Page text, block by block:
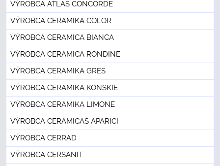
VÝROBCA ATLAS CONCORDE
VÝROBCA CERAMIKA COLOR
VÝROBCA CERAMICA BIANCA
VÝROBCA CERAMICA RONDINE
VÝROBCA CERAMIKA GRES
VÝROBCA CERAMIKA KONSKIE
VÝROBCA CERAMIKA LIMONE
VÝROBCA CERÁMICAS APARICI
VÝROBCA CERRAD
VÝROBCA CERSANIT